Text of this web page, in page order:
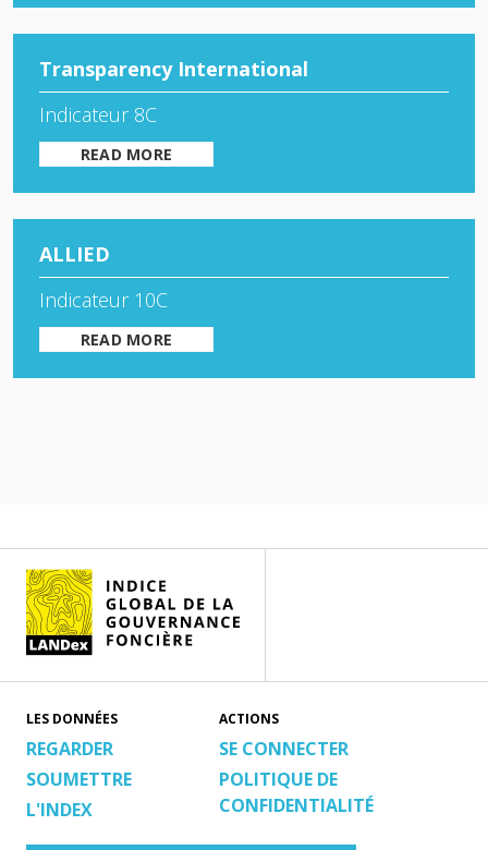
Transparency International
Indicateur 8C
READ MORE
ALLIED
Indicateur 10C
READ MORE
LES DONNÉES
REGARDER
SOUMETTRE
L'INDEX
ACTIONS
SE CONNECTER
POLITIQUE DE
CONFIDENTIALITÉ